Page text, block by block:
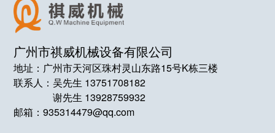
广州市祺威机械设备有限公司
地址：广州市天河区珠村灵山东路15号K栋三楼
联系人：吴先生 13751708182
谢先生 13928759932
邮箱：935314479@qq.com